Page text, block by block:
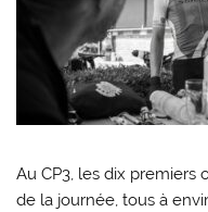
Au CP3, les dix
de la journée, tous à